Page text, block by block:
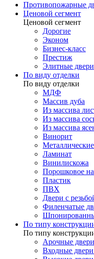
Противопожарные
Ценовой сегмент
Ценовой сегмент
Дорогие
Эконом
Бизнес-класс
Престиж
Элитные двери
По виду отделки
По виду отделки
МДФ
Массив дуба
Из массива
Из массива
Из массива
Винорит
Ламинат
Винилискожа
Порошковое
Пластик
ПВХ
Двери с
Филенчатые
По типу
По типу
Арочные двери
Входные двери